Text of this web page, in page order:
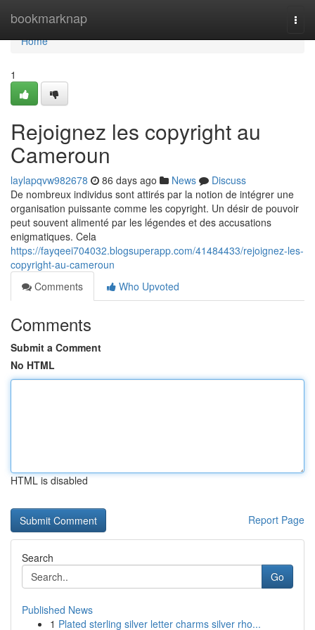
bookmarknap
Home
Home
1
Rejoignez les copyright au
Cameroun
laylapqvw982678 86 days ago News
Discuss
De nombreux individus sont attirés par la notion de intégrer une
organisation puissante comme les copyright. Un désir de pouvoir
peut souvent alimenté par les légendes et des accusations
enigmatiques. Cela
https://fayqeei704032.blogsuperapp.com/41484433/rejoignez-les-
copyright-au-cameroun
Comments
Who Upvoted
Comments
Submit a Comment
No HTML
HTML is disabled
Report Page
Search
Go
Published News
1 Plated sterling silver letter charms silver rho...